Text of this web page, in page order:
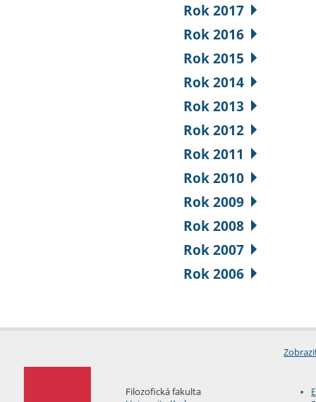
Rok 2017
Rok 2016
Rok 2015
Rok 2014
Rok 2013
Rok 2012
Rok 2011
Rok 2010
Rok 2009
Rok 2008
Rok 2007
Rok 2006
Filozofická fakulta